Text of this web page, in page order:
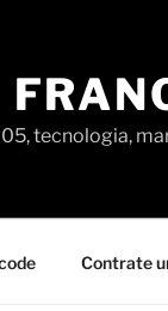
tecnologia,
Contrate